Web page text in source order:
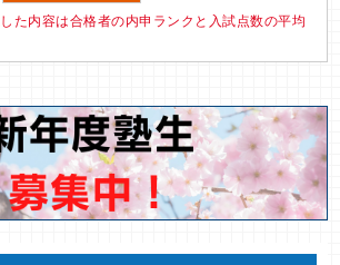
た内容は合格者の内申ランクと入試点数の平均